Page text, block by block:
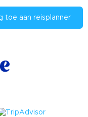
toe aan reisplanner